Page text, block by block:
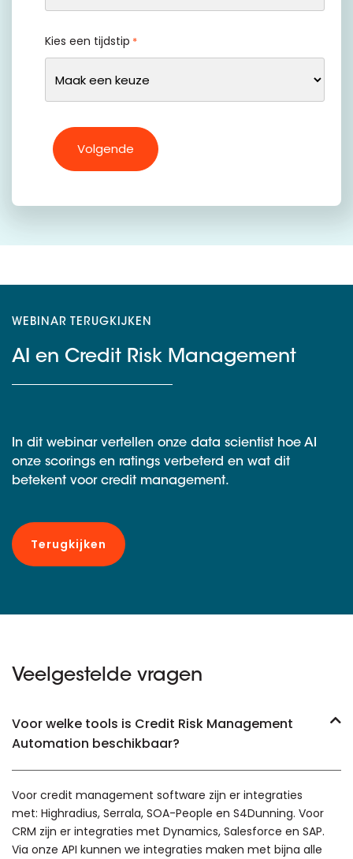
Kies een tijdstip *
WEBINAR TERUGKIJKEN
AI en Credit Risk Management
In dit webinar vertellen onze data scientist hoe AI
onze scorings en ratings verbeterd en wat dit
betekent voor credit management.
Terugkijken
Veelgestelde vragen
Voor welke tools is Credit Risk Management
Automation beschikbaar?
Voor credit management software zijn er integraties
met: Highradius, Serrala, SOA-People en S4Dunning. Voor
CRM zijn er integraties met Dynamics, Salesforce en SAP.
Via onze API kunnen we integraties maken met bijna alle